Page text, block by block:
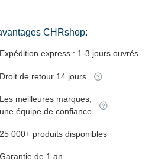
CHRshop:
Expédition express : 1-3 jours ouvrés
Droit de retour 14 jours
Les meilleures marques,
une équipe de confiance
25 000+ produits disponibles
Garantie de 1 an